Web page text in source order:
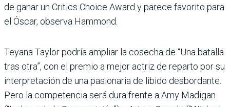
de ganar un Critics Choice Award y parece favorito para
el Óscar, observa Hammond.
Teyana Taylor podría ampliar la cosecha de “Una batalla
tras otra”, con el premio a mejor actriz de reparto por su
interpretación de una pasionaria de libido desbordante.
Pero la competencia será dura frente a Amy Madigan